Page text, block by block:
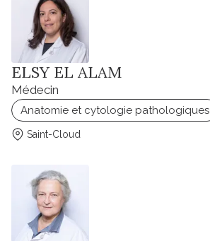
ELSY EL ALAM
Médecin
Anatomie et cytologie pathologiques
Saint-Cloud